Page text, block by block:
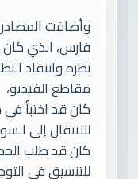
وأضافت
فارس، الذي
نظره وانتقاد
مقاطع الفيديو،
كان قد اختبأ
للانتقال إلى
كان قد طلب
للتنسيق في